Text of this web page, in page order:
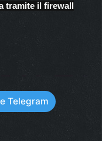
tramite il firewall
Telegram